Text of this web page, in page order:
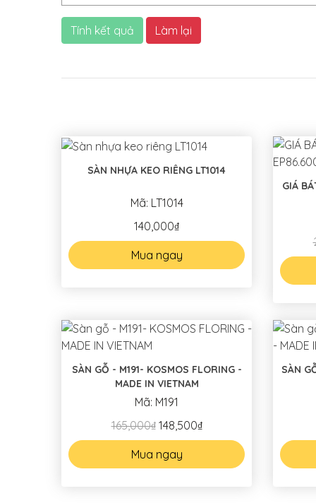
Tính kết quả Làm lại
SÀN NHỰA KEO RIÊNG LT1014
Mã: LT1014
140,000₫
Mua ngay
GIÁ
SÀN GỖ - M191- KOSMOS FLORING -
MADE IN VIETNAM
Mã: M191
165,000₫148,500₫
Mua ngay
SÀN GỖ -